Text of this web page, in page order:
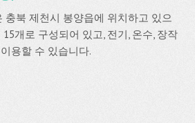
충북 제천시 봉양읍에 위치하고 있으
개로 구성되어 있고, 전기, 온수, 장작
용할 수 있습니다.